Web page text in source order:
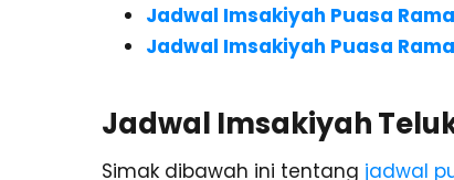
Jadwal Imsakiyah Puasa
Jadwal Imsakiyah Puasa
Jadwal Imsakiyah
Simak dibawah ini tentang jadwal